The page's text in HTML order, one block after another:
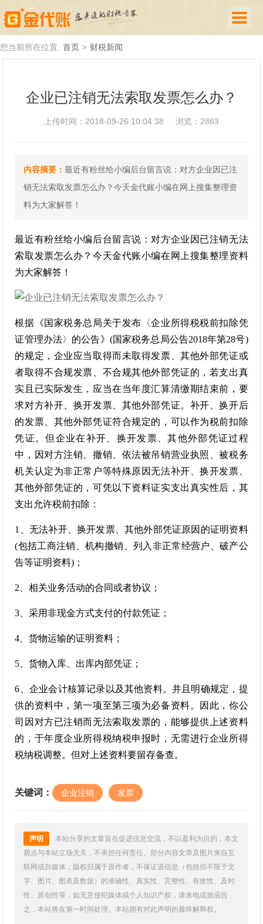
代理记账
厦门落户
关于我们
您当前所在位置: 首页 > 财税新闻
企业已注销无法索取发票怎么办？
上传时间：2018-09-26 10:04:38 浏览：2863
内容摘要：最近有粉丝给小编后台留言说：对方企业因已注
销无法索取发票怎么办？今天金代账小编在网上搜集整理资
料为大家解答！
最近有粉丝给小编后台留言说：对方企业因已注销无法
索取发票怎么办？今天金代账小编在网上搜集整理资料
为大家解答！
根据《国家税务总局关于发布〈企业所得税税前扣除凭
证管理办法〉的公告》(国家税务总局公告2018年第28号)
的规定，企业应当取得而未取得发票、其他外部凭证或
者取得不合规发票、不合规其他外部凭证的，若支出真
实且已实际发生，应当在当年度汇算清缴期结束前，要
求对方补开、换开发票、其他外部凭证。补开、换开后
的发票、其他外部凭证符合规定的，可以作为税前扣除
凭证。但企业在补开、换开发票、其他外部凭证过程
中，因对方注销、撤销、依法被吊销营业执照、被税务
机关认定为非正常户等特殊原因无法补开、换开发票、
其他外部凭证的，可凭以下资料证实支出真实性后，其
支出允许税前扣除：
1、无法补开、换开发票、其他外部凭证原因的证明资料
(包括工商注销、机构撤销、列入非正常经营户、破产公
告等证明资料)；
2、相关业务活动的合同或者协议；
3、采用非现金方式支付的付款凭证；
4、货物运输的证明资料；
5、货物入库、出库内部凭证；
6、企业会计核算记录以及其他资料。并且明确规定，提
供的资料中，第一项至第三项为必备资料。因此，你公
司因对方已注销而无法索取发票的，能够提供上述资料
的，于年度企业所得税纳税申报时，无需进行企业所得
税纳税调整。但对上述资料要留存备查。
关键词： 企业注销 发票
声明
本站分享的文章旨在促进信息交流，不以盈利为目的，本文
观点与本站立场无关，不承担任何责任。部分内容文章及图片来自互
联网或自媒体，版权归属于原作者，不保证该信息（包括但不限于文
字、图片、图表及数据）的准确性、真实性、完整性、有效性、及时
性、原创性等，如无意侵犯媒体或个人知识产权，请来电或致函告
之，本站将在第一时间处理。本站拥有对此声明的最终解释权。